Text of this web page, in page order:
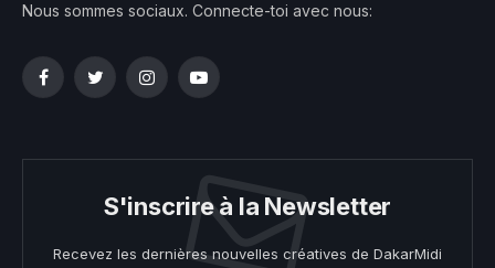
Nous sommes sociaux. Connecte-toi avec nous:
FacebookTwitterInstagramYouTube
S'inscrire à la Newsletter
Recevez les dernières nouvelles créatives de DakarMidi